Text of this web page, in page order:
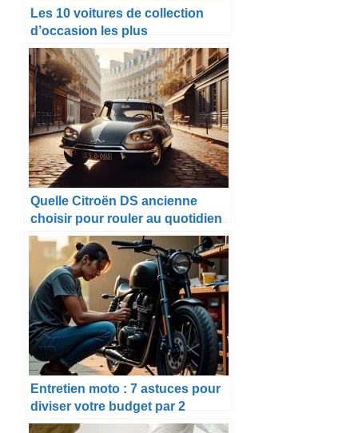
Les 10 voitures de collection
d’occasion les plus
emblématiques à acheter en
2025
Quelle Citroën DS ancienne
choisir pour rouler au quotidien
?
Entretien moto : 7 astuces pour
diviser votre budget par 2